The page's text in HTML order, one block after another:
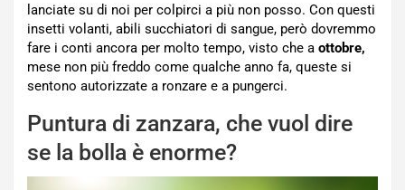
lanciate su di noi per colpirci a più non posso. Con questi
insetti volanti, abili succhiatori di sangue, però dovremmo
fare i conti ancora per molto tempo, visto che a ottobre,
mese non più freddo come qualche anno fa, queste si
sentono autorizzate a ronzare e a pungerci.
Puntura di zanzara, che vuol dire
se la bolla è enorme?